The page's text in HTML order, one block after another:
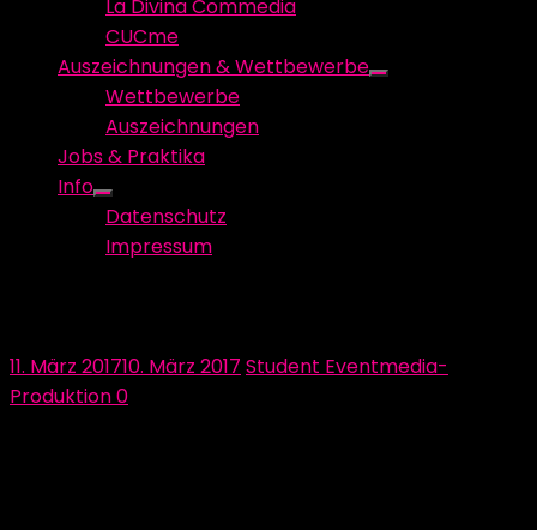
La Divina Commedia
CUCme
Auszeichnungen & Wettbewerbe
Show
Wettbewerbe
Auszeichnungen
Jobs & Praktika
Info
Show
sub
menu
Datenschutz
Impressum
Posted
on
11. März 201710. März 2017 Author
Student Eventmedia-
Produktion0